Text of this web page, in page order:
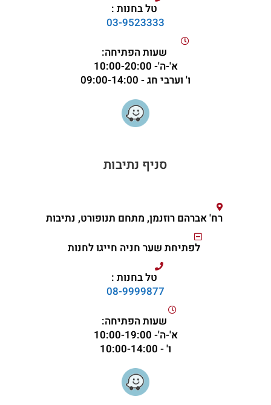
טל בחנות :
03-9523333
שעות הפתיחה:
א'-ה'- 10:00-20:00
ו' וערבי חג - 09:00-14:00
סניף נתיבות
רח' אברהם רוזנמן, מתחם תנופורט, נתיבות
לפתיחת שער חניה חייגו לחנות
טל בחנות :
08-9999877
שעות הפתיחה:
א'-ה'- 10:00-19:00
ו' - 10:00-14:00